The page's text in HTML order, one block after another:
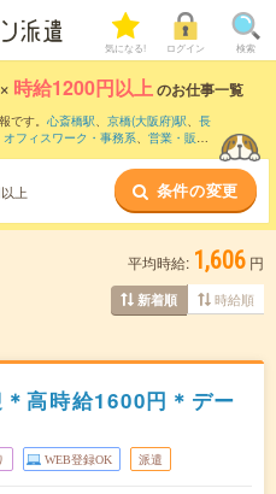
気になる! ログイン 検索
× 時給1200円以上のお仕事一覧
です。 心斎橋駅、 京橋(大阪府)駅、 長
オフィスワーク・事務系、 営業・販
だわり条件で絞り込んでいただけます。
上 条件の変更
平均時給: 1,606 円
新着順 時給順
高時給1600円＊デー
WEB登録OK 派遣